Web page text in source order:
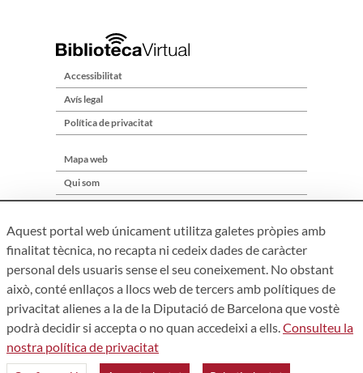
Accessibilitat
Avís legal
Política de privacitat
Mapa web
Qui som
Àrea de Cultura – Gerència de Serveis de Biblioteques. Zamora,
73. 08018 Barcelona. Tel: 934 022 241
Aquest portal web únicament utilitza galetes pròpies amb
finalitat tècnica, no recapta ni cedeix dades de caràcter
personal dels usuaris sense el seu coneixement. No obstant
això, conté enllaços a llocs web de tercers amb polítiques de
privacitat alienes a la de la Diputació de Barcelona que vostè
podrà decidir si accepta o no quan accedeixi a ells.Consulteu la
nostra política de privacitat